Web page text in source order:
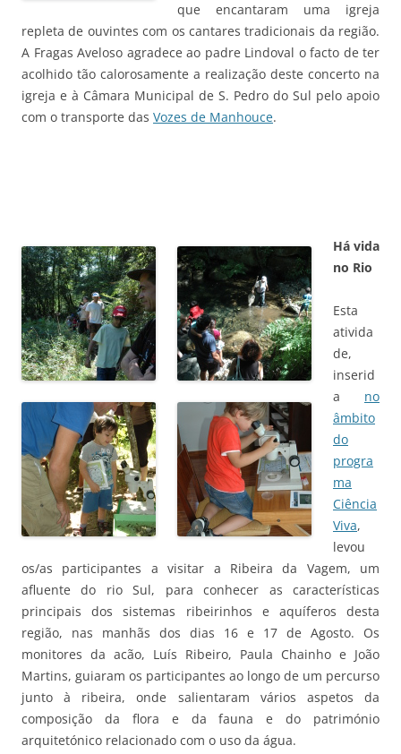
que encantaram uma igreja
repleta de ouvintes com os cantares tradicionais da região.
A Fragas Aveloso agradece ao padre Lindoval o facto de ter
acolhido tão calorosamente a realização deste concerto na
igreja e à Câmara Municipal de S. Pedro do Sul pelo apoio
com o transporte das Vozes de Manhouce.
Há vida
no Rio
Esta
ativida
de,
inserid
a no
âmbito
do
progra
ma
Ciência
Viva,
levou
os/as participantes a visitar a Ribeira da Vagem, um
afluente do rio Sul, para conhecer as características
principais dos sistemas ribeirinhos e aquíferos desta
região, nas manhãs dos dias 16 e 17 de Agosto. Os
monitores da acão, Luís Ribeiro, Paula Chainho e João
Martins, guiaram os participantes ao longo de um percurso
junto à ribeira, onde salientaram vários aspetos da
composição da flora e da fauna e do património
arquitetónico relacionado com o uso da água.